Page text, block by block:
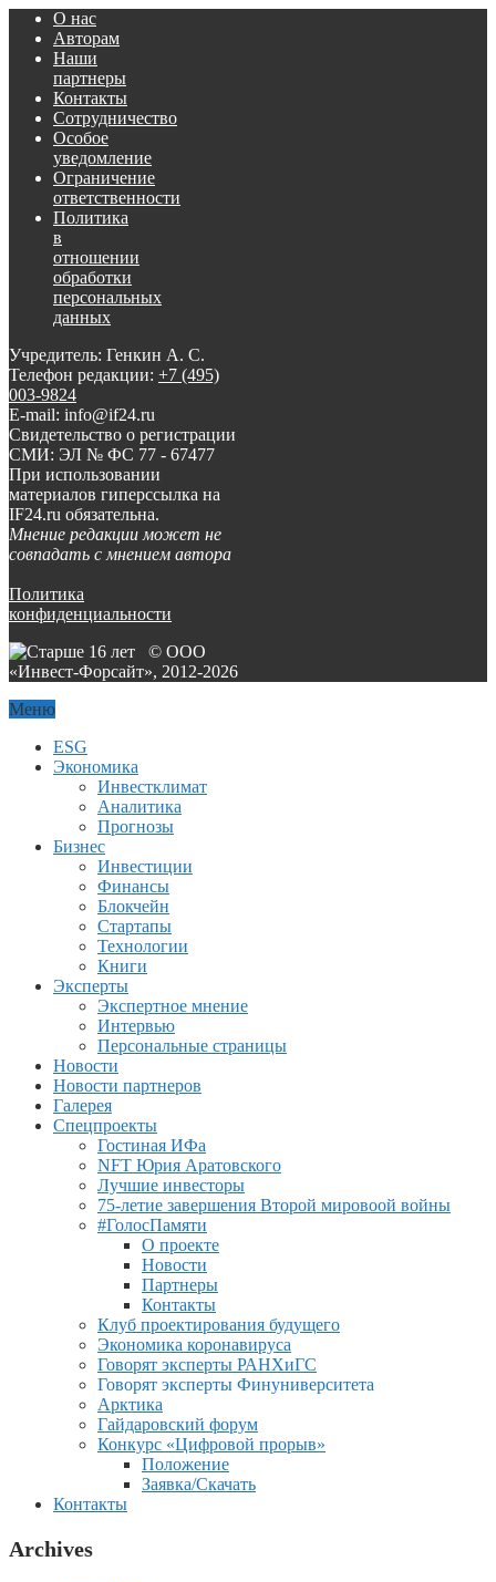
О нас
Авторам
Наши
партнеры
Контакты
Сотрудничество
Особое
уведомление
Ограничение
ответственности
Политика
в
отношении
обработки
персональных
данных
Учредитель: Генкин А. С.
Телефон редакции: +7 (495)
003-9824
E-mail: info@if24.ru
Свидетельство о регистрации
СМИ: ЭЛ № ФС 77 - 67477
При использовании
материалов гиперссылка на
IF24.ru обязательна.
Мнение редакции может не
совпадать с мнением автора
Политика
конфиденциальности
© ООО
«Инвест-Форсайт», 2012-2026
Меню
ESG
Экономика
Инвестклимат
Аналитика
Прогнозы
Бизнес
Инвестиции
Финансы
Блокчейн
Стартапы
Технологии
Книги
Эксперты
Экспертное мнение
Интервью
Персональные страницы
Новости
Новости партнеров
Галерея
Спецпроекты
Гостиная ИФа
NFT Юрия Аратовского
Лучшие инвесторы
75-летие завершения Второй мировоой войны
#ГолосПамяти
О проекте
Новости
Партнеры
Контакты
Клуб проектирования будущего
Экономика коронавируса
Говорят эксперты РАНХиГС
Говорят эксперты Финуниверситета
Арктика
Гайдаровский форум
Конкурс «Цифровой прорыв»
Положение
Заявка/Скачать
Контакты
Archives